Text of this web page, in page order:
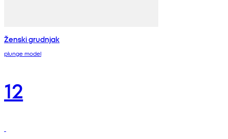
Ženski grudnjak
plunge model
12